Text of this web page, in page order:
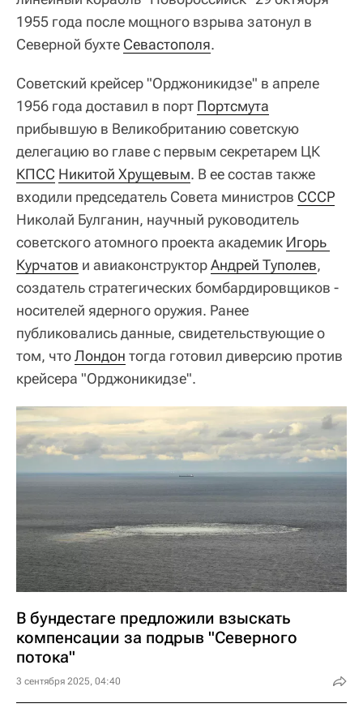
1955 года после мощного взрыва затонул в
Северной бухте Севастополя.
Советский крейсер "Орджоникидзе" в апреле
1956 года доставил в порт Портсмута
прибывшую в Великобританию советскую
делегацию во главе с первым секретарем ЦК
КПСС Никитой Хрущевым. В ее состав также
входили председатель Совета министров СССР
Николай Булганин, научный руководитель
советского атомного проекта академик Игорь
Курчатов и авиаконструкторАндрей Туполев,
создатель стратегических бомбардировщиков -
носителей ядерного оружия. Ранее
публиковались данные, свидетельствующие о
том, чтоЛондон тогда готовил диверсию против
крейсера "Орджоникидзе".
В бундестаге предложили взыскать
компенсации за подрыв "Северного
потока"
3 сентября 2025, 04:40